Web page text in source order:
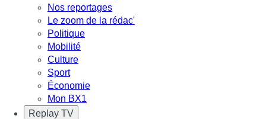
Nos reportages
Le zoom de la rédac'
Politique
Mobilité
Culture
Sport
Économie
Mon BX1
Replay TV